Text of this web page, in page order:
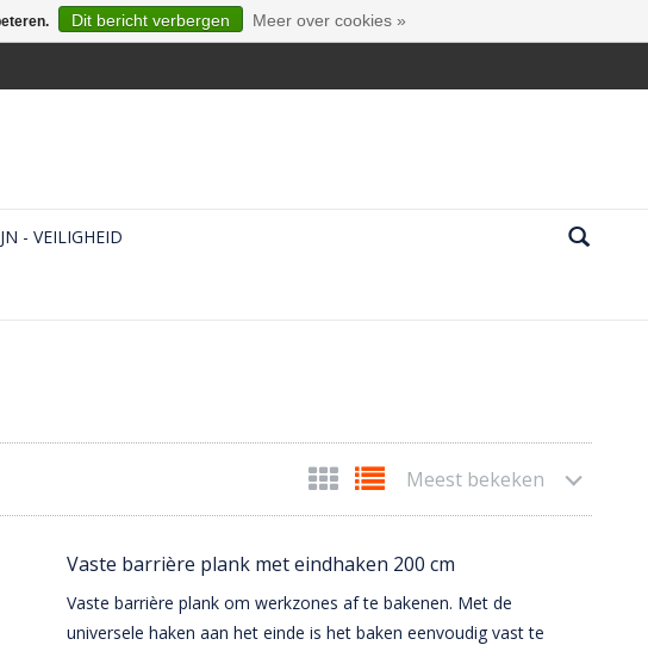
- VEILIGHEID
Meest bekeken
Vaste barrière plank met eindhaken 200 cm
Vaste barrière plank om werkzones af te bakenen. Met de
universele haken aan het einde is het baken eenvoudig vast te
Dit bericht verbergen Meer over cookies »